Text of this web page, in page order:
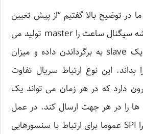
در توضیح بالا گفتیم “از پیش تعیین
شده”. از آنجا که همیشه سیگنال ساعت را master تولید می
کند، باید از قبل نیاز یک slave به برگرداندن داده و میزان
بداند. این نوع ارتباط سریال تفاوت
دارد که در هر زمان می تواند یک
ها را در هر جهت ارسال کند. در عمل
این مشکلی ندارد ، زیرا SPI عموما برای ارتباط با سنسورهایی